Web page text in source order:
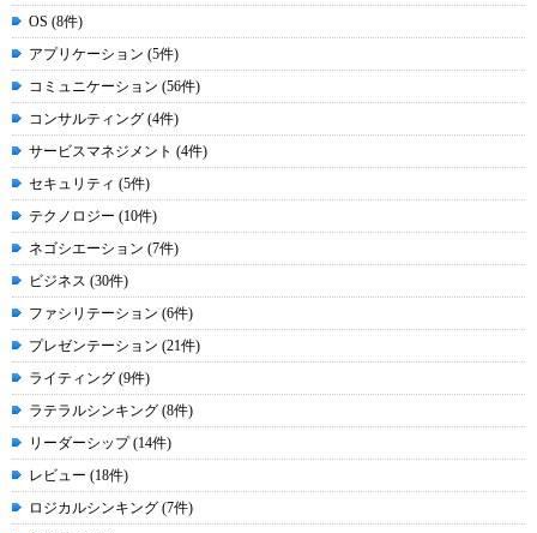
OS (8件)
アプリケーション (5件)
コミュニケーション (56件)
コンサルティング (4件)
サービスマネジメント (4件)
セキュリティ (5件)
テクノロジー (10件)
ネゴシエーション (7件)
ビジネス (30件)
ファシリテーション (6件)
プレゼンテーション (21件)
ライティング (9件)
ラテラルシンキング (8件)
リーダーシップ (14件)
レビュー (18件)
ロジカルシンキング (7件)